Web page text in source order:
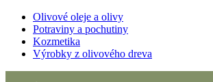
Olivové oleje a olivy
Potraviny a pochutiny
Kozmetika
Výrobky z olivového dreva